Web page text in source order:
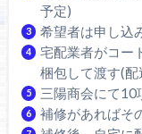
予定)
希望者は申し込
宅配業者がコー
梱包して渡す(
三陽商会にて10
補修があればそ